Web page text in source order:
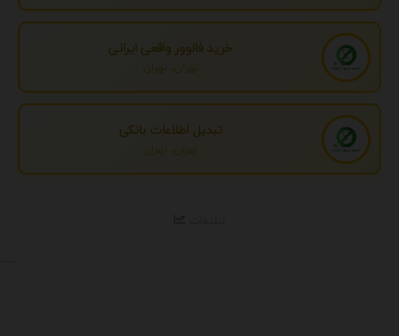
خرید فالوور واقعی ایرانی
تهران، تهران
تبدیل اطلاعات بانکی
تهران، تهران